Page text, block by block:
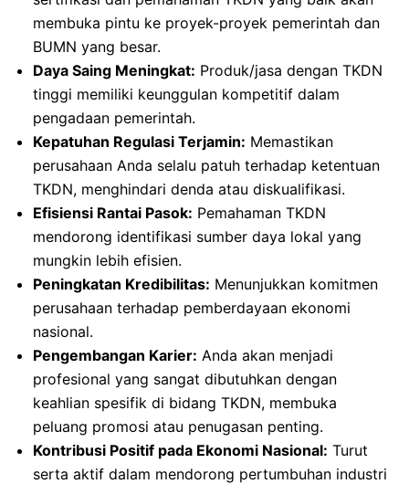
membuka pintu ke proyek-proyek pemerintah dan
BUMN yang besar.
Daya Saing Meningkat: Produk/jasa dengan TKDN
tinggi memiliki keunggulan kompetitif dalam
pengadaan pemerintah.
Kepatuhan Regulasi Terjamin: Memastikan
perusahaan Anda selalu patuh terhadap ketentuan
TKDN, menghindari denda atau diskualifikasi.
Efisiensi Rantai Pasok: Pemahaman TKDN
mendorong identifikasi sumber daya lokal yang
mungkin lebih efisien.
Peningkatan Kredibilitas: Menunjukkan komitmen
perusahaan terhadap pemberdayaan ekonomi
nasional.
Pengembangan Karier: Anda akan menjadi
profesional yang sangat dibutuhkan dengan
keahlian spesifik di bidang TKDN, membuka
peluang promosi atau penugasan penting.
Kontribusi Positif pada Ekonomi Nasional: Turut
serta aktif dalam mendorong pertumbuhan industri